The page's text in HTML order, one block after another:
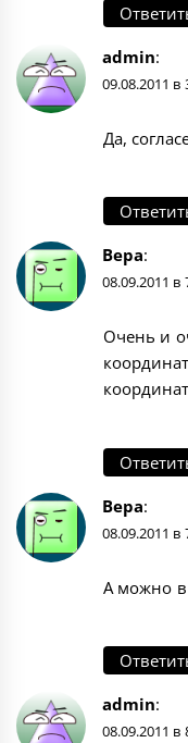
admin:
09.08.2011 в
Да,
Вера:
08.09.2011 в
Очень и
Вера:
08.09.2011 в
А можно в
admin:
08.09.2011 в